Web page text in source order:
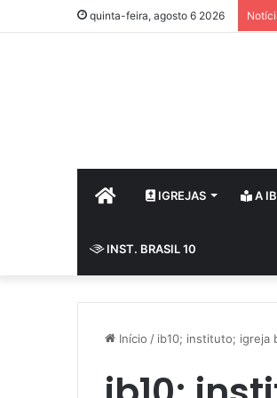
quinta-feira, agosto 6 2026
HOME IGREJAS A
INST. BRASIL 10
Início / ib10; instituto; igreja